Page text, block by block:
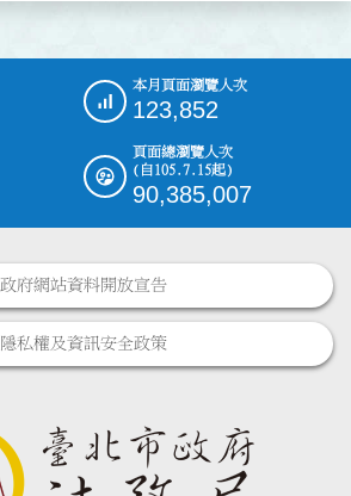
本月頁面瀏覽人次
123,852
頁面總瀏覽人次
(自105.7.15起)
90,385,007
政府網站資料開放宣告
隱私權及資訊安全政策